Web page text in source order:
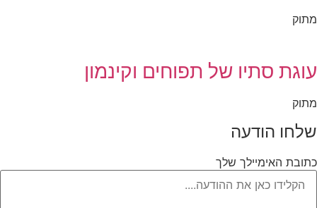
מתוק
עוגת סתיו של תפוחים וקינמון
מתוק
שלחו הודעה
כתובת האימיילך שלך